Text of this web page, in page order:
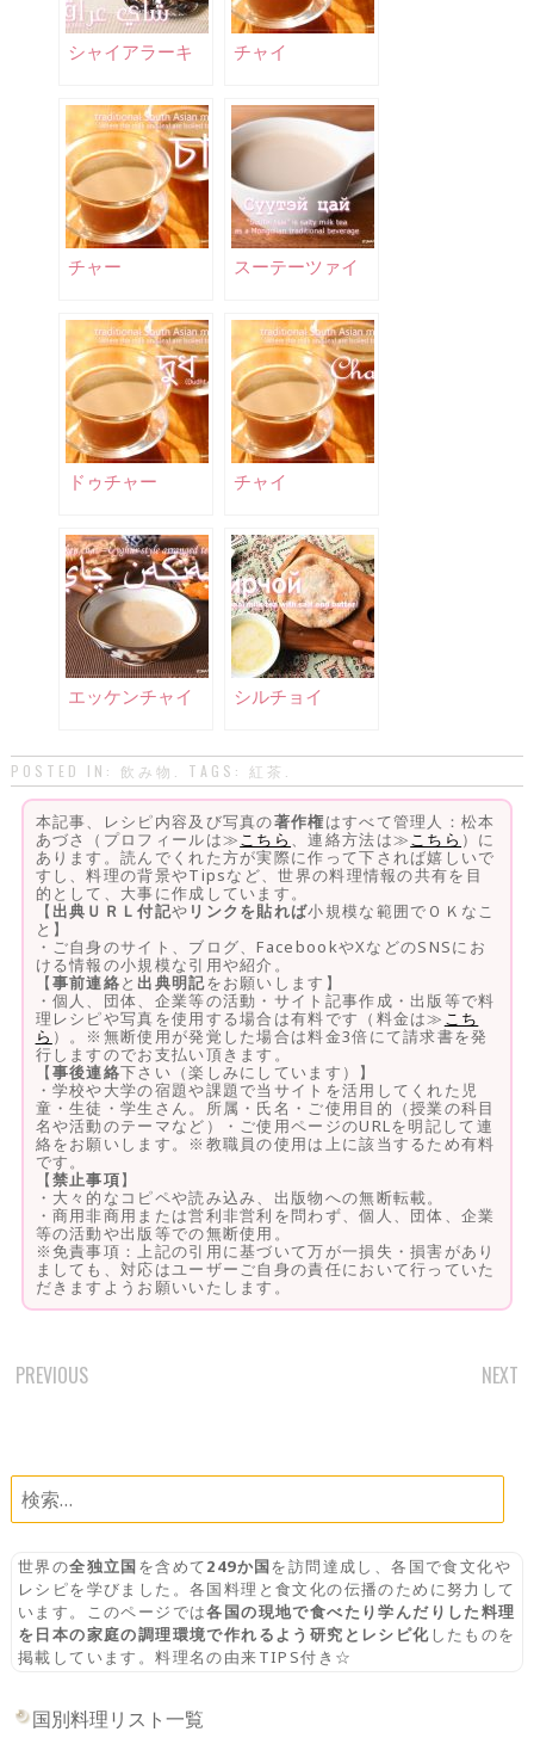
シャイアラーキ チャイ
チャー スーテーツァイ
ドゥチャー チャイ
エッケンチャイ シルチョイ
POSTED IN: 飲み物 . TAGS: 紅茶
本記事、レシピ内容及び写真の著作権はすべて管理人：松本
あづさ（プロフィールは≫こちら 、連絡方法は≫こちら ）に
あります。読んでくれた方が実際に作って下されば嬉しいで
すし、料理の背景やTipsなど、世界の料理情報の共有を目
的として、大事に作成しています。
【 出典ＵＲＬ付記や リンクを貼れば小規模な範囲でＯＫなこ
と】
・ご自身のサイト、ブログ、FacebookやXなどのSNSにお
ける情報の小規模な引用や紹介。
【事前連絡と 出典明記をお願いします】
・個人、団体、企業等の活動・サイト記事作成・出版等で料
理レシピや写真を使用する場合は有料です（料金は≫ こち
ら ）。※無断使用が発覚した場合は料金3倍にて請求書を発
行しますのでお支払い頂きます。
【事後連絡下さい（楽しみにしています）】
・学校や大学の宿題や課題で当サイトを活用してくれた児
童・生徒・学生さん。所属・氏名・ご使用目的（授業の科目
名や活動のテーマなど）・ご使用ページのURLを明記して連
絡をお願いします。※教職員の使用は上に該当するため有料
です。
【禁止事項】
・大々的なコピペや読み込み、出版物への無断転載。
・商用非商用または営利非営利を問わず、個人、団体、企業
等の活動や出版等での無断使用。
※免責事項：上記の引用に基づいて万が一損失・損害があり
ましても、対応はユーザーご自身の責任において行っていた
だきますようお願いいたします。
POST
PREVIOUS NEXT
検
索:
世界の全独立国を含めて249か国を訪問達成し、各国で食文化や
レシピを学びました。各国料理と食文化の伝播のために努力して
います。このページでは各国の現地で食べたり学んだりした料理
を日本の家庭の調理環境で作れるよう研究とレシピ化したものを
掲載しています。料理名の由来TIPS付き☆
国別料理リスト一覧